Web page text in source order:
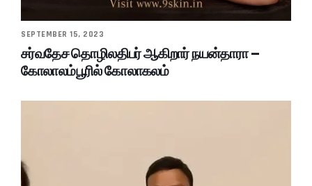
SEPTEMBER 15, 2023
சர்வதேச தொழிலதிபர் ஆகிறார் நயன்தாரா –
கோலாலம்பூரில் கோலாகலம்